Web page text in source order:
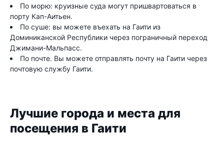
По морю: круизные суда могут пришвартоваться в
порту Кап-Аитьен.
По суше: вы можете въехать на Гаити из
Доминиканской Республики через пограничный переход
Джимани-Мальпасс.
По почте. Вы можете отправлять почту на Гаити через
почтовую службу Гаити.
Лучшие города и места для
посещения в Гаити